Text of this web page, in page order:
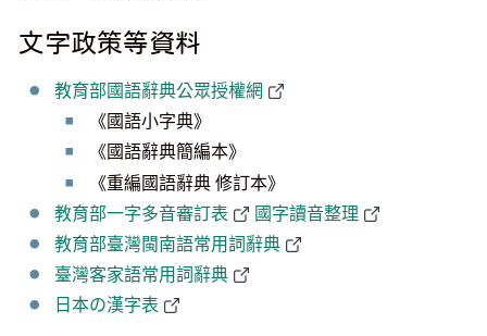
文字政策等資料
教育部國語辭典公眾授權網
《國語小字典》
《國語辭典簡編本》
《重編國語辭典 修訂本》
教育部一字多音審訂表
國字讀音整理
教育部臺灣閩南語常用詞辭典
臺灣客家語常用詞辭典
日本の漢字表